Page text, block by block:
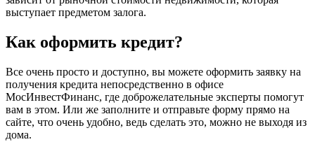
выступает предметом залога.
Как оформить кредит?
Все очень просто и доступно, вы можете оформить заявку на
получения кредита непосредственно в офисе
МосИнвестФинанс, где доброжелательные эксперты помогут
вам в этом. Или же заполните и отправьте форму прямо на
сайте, что очень удобно, ведь сделать это, можно не выходя из
дома.